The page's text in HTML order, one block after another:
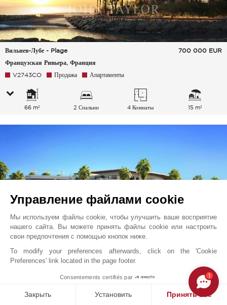
Вильнев-Лубе - Plage
Французская Ривьера, Франция
700 000 EUR
V2743CO Продажа Апартаменты
66 m² 2 Спальни 4 Комнаты 15 m²
Французская Ривьера, Франция
495 000 EUR
V2742CO Апартаменты
Управление файлами cookie
Мы используем файлы cookie, чтобы улучшить ваше восприятие
нашего сайта. Вы можете принять файлы cookie или настроить
свои предпочтения с помощью кнопок ниже.
To modify your preferences afterwards, click on the 'Cookie
Preferences' link located in the page footer.
Consentements certifiés par
Закрыть Установить Принять все
1